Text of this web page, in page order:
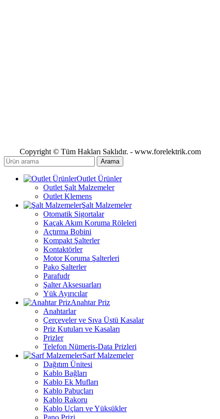
Copyright © Tüm Hakları Saklıdır. - www.forelektrik.com
Arama
Outlet Ürünler
Outlet Şalt Malzemeler
Outlet Klemens
Şalt Malzemeler
Otomatik Sigortalar
Kaçak Akım Koruma Röleleri
Açtırma Bobini
Kompakt Şalterler
Kontaktörler
Motor Koruma Şalterleri
Pako Şalterler
Parafudr
Şalter Aksesuarları
Yük Ayırıcılar
Anahtar Priz
Anahtarlar
Çerçeveler ve Sıva Üstü Kasalar
Priz Kutuları ve Kasaları
Prizler
Telefon Nümeris-Data Prizleri
Sarf Malzemeler
Dağıtım Ünitesi
Kablo Bağları
Kablo Ek Mufları
Kablo Pabuçları
Kablo Rakoru
Kablo Uçları ve Yüksükler